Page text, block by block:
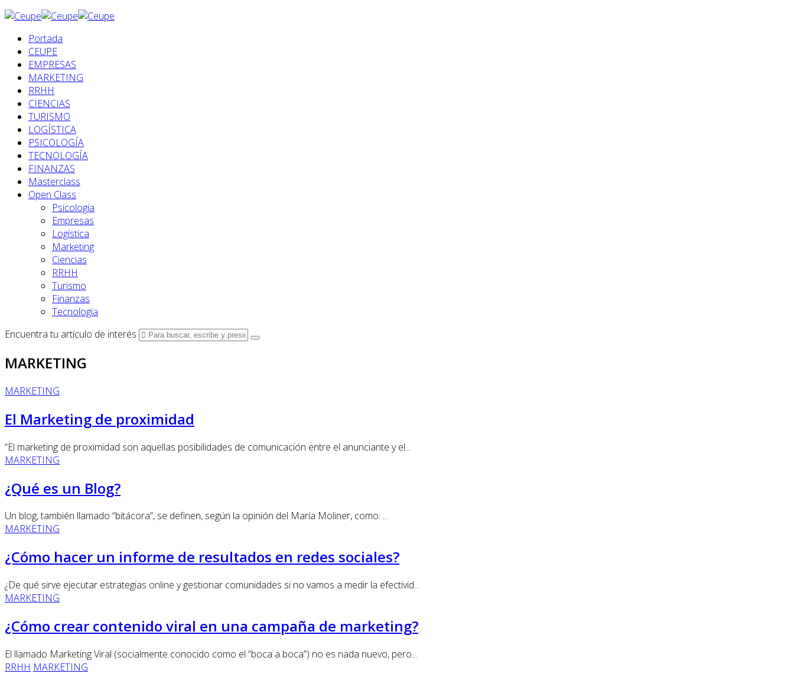
Portada
CEUPE
EMPRESAS
MARKETING
RRHH
CIENCIAS
TURISMO
LOGÍSTICA
PSICOLOGÍA
TECNOLOGÍA
FINANZAS
Masterclass
Open Class
Psicología
Empresas
Logística
Marketing
Ciencias
RRHH
Turismo
Finanzas
Tecnología
Encuentra tu artículo de interés
MARKETING
MARKETING
El Marketing de proximidad
“El marketing de proximidad son aquellas posibilidades de comu­nicación entre el anunciante y el...
MARKETING
¿Qué es un Blog?
Un blog, también llamado “bitácora”, se definen, según la opinión del María Moliner, como: ...
MARKETING
¿Cómo hacer un informe de resultados en redes sociales?
¿De qué sirve ejecutar estrategias online y gestionar comunidades si no vamos a medir la efectivid...
MARKETING
¿Cómo crear contenido viral en una campaña de marketing?
El llamado Marketing Viral (socialmente conocido como el “boca a boca”) no es nada nue­vo, pero...
RRHH MARKETING